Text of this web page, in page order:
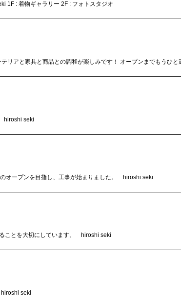
1F : 着物ギャラリー 2F : フォトスタジオ
リアと家具と商品との調和が楽しみです！ オープンまでもうひ
hiroshi seki
オープンを目指し、工事が始まりました。 hiroshi seki
ことを大切にしています。 hiroshi seki
seki